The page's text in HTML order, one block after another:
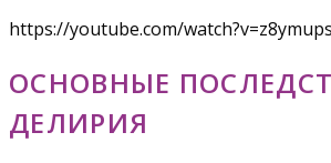
https://youtube.com/
ОСНОВНЫЕ
ДЕЛИРИЯ